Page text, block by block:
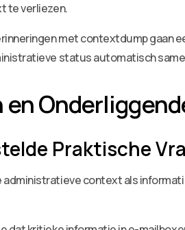
te verliezen.
met contextdump gaan
status automatisch
en
Praktische
administratieve context als